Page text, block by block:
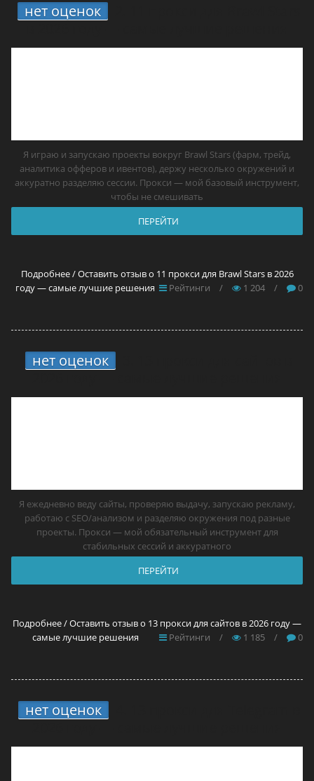
нет оценок
Я играю и запускаю проекты вокруг Brawl Stars (фарм, трейд,
аналитика офферов и ивентов), держу несколько окружений и
аккуратно разделяю сессии. Прокси — мой базовый инструмент,
чтобы не смешивать
ПЕРЕЙТИ
Подробнее / Оставить отзыв о 11 прокси для Brawl Stars в 2026
году — самые лучшие решения
Рейтинги / 1 204 / 0
нет оценок
Я ежедневно веду сайты, проверяю выдачу, запускаю рекламу,
работаю с SEO/анализом и разделяю окружения под разные
проекты. Прокси — мой обязательный инструмент для
стабильных сессий и аккуратного
ПЕРЕЙТИ
Подробнее / Оставить отзыв о 13 прокси для сайтов в 2026 году —
самые лучшие решения
Рейтинги / 1 185 / 0
нет оценок